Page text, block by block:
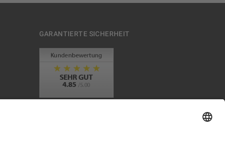
GARANTIERTE SICHERHEIT